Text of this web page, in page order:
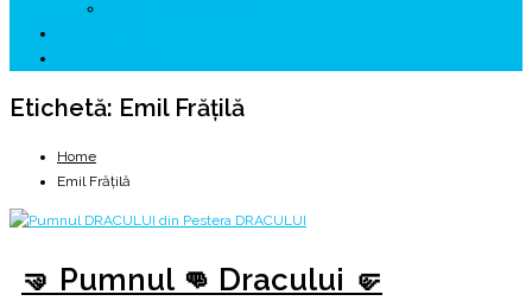
Etichetă: Emil Frățilă
Home
Emil Frățilă
🤜 Pumnul 👊 Dracului 🤛